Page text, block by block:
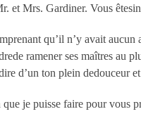
et Mrs. Gardiner. Vous
qu’il n’y avait
ramener ses maîtres au
d’un ton plein dedouceur
je puisse faire pour vous